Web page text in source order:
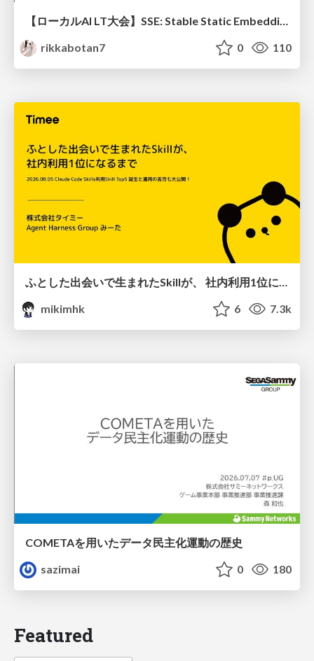
【ローカルAI LT大会】SSE: Stable Static Embedding ー速度低下を伴わず 静的埋め込みモデルの潜在能力を引き出す Dynamic Tanh手法の提案
rikkabotan7
0 110
mikimhk
6 7.3k
COMETAを用いたデータ民主化運動の歴史
sazimai
0 180
Featured